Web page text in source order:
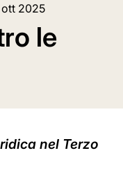
2025
le
nel Terzo